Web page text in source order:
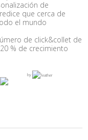
de
que cerca de
el mundo
de click&collet de
% de crecimiento
by